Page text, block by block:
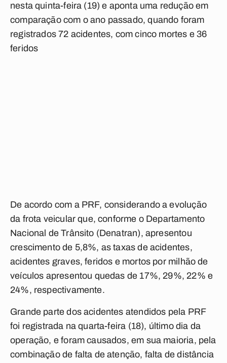
nesta quinta-feira (19) e aponta uma redução em
comparação com o ano passado, quando foram
registrados 72 acidentes, com cinco mortes e 36
feridos
De acordo com a PRF, considerando a evolução
da frota veicular que, conforme o Departamento
Nacional de Trânsito (Denatran), apresentou
crescimento de 5,8%, as taxas de acidentes,
acidentes graves, feridos e mortos por milhão de
veículos apresentou quedas de 17%, 29%, 22% e
24%, respectivamente.
Grande parte dos acidentes atendidos pela PRF
foi registrada na quarta-feira (18), último dia da
operação, e foram causados, em sua maioria, pela
combinação de falta de atenção, falta de distância